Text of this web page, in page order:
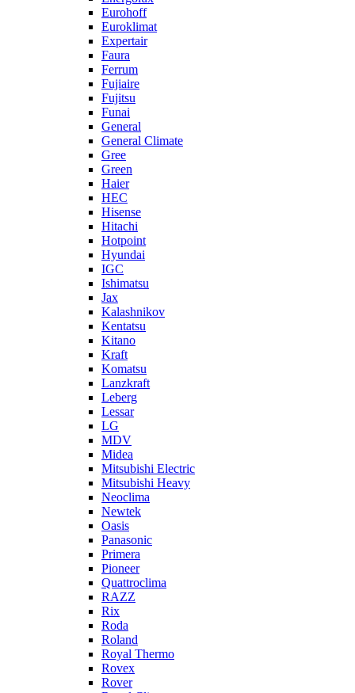
Eurohoff
Euroklimat
Expertair
Faura
Ferrum
Fujiaire
Fujitsu
Funai
General
General Climate
Gree
Green
Haier
HEC
Hisense
Hitachi
Hotpoint
Hyundai
IGC
Ishimatsu
Jax
Kalashnikov
Kentatsu
Kitano
Kraft
Komatsu
Lanzkraft
Leberg
Lessar
LG
MDV
Midea
Mitsubishi Electric
Mitsubishi Heavy
Neoclima
Newtek
Oasis
Panasonic
Primera
Pioneer
Quattroclima
RAZZ
Rix
Roda
Roland
Royal Thermo
Rovex
Rover